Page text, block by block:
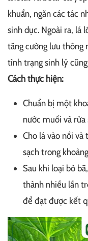
khuẩn, ngăn các tác
sinh dục. Ngoài ra, lá
tăng cường lưu thông
tình trạng sinh lý
Cách thực hiện:
Chuẩn bị một
nước muối và rửa
Cho lá vào nồi
sạch trong
Sau khi loại bỏ
thành nhiều lần
để đạt được kết